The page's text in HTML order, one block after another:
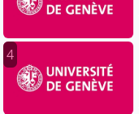
4